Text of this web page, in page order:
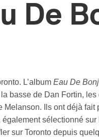
De
L’album Eau De
basse de Dan Fortin,
Ils ont déjà fait
également sélectionné
sur Toronto depuis